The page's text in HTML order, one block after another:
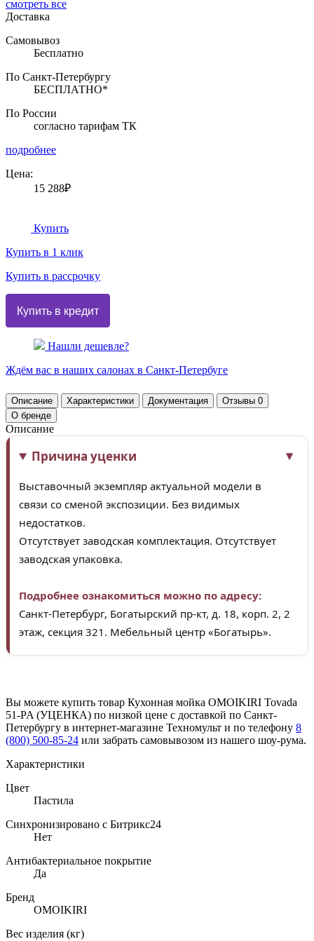
смотреть все
Доставка
Самовывоз
Бесплатно
По Санкт-Петербургу
БЕСПЛАТНО*
По России
согласно тарифам ТК
подробнее
Цена:
15 288₽
Купить
Купить в 1 клик
Купить в рассрочку
Нашли дешевле?
Ждём вас в наших салонах в Санкт-Петербуге
Описание Характеристики Документация Отзывы 0
О бренде
Описание
Причина уценки
Выставочный экземпляр актуальной модели в
связи со сменой экспозиции. Без видимых
недостатков.
Отсутствует заводская комплектация. Отсутствует
заводская упаковка.
Подробнее ознакомиться можно по адресу:
Санкт-Петербург, Богатырский пр-кт, д. 18, корп. 2, 2
этаж, секция 321. Мебельный центр «Богатырь».
Вы можете купить товар Кухонная мойка OMOIKIRI Tovada
51-PA (УЦЕНКА) по низкой цене с доставкой по Санкт-
Петербургу в интернет-магазине Техномульт и по телефону 8
(800) 500-85-24 или забрать самовывозом из нашего шоу-рума.
Характеристики
Цвет
Пастила
Синхронизировано с Битрикс24
Нет
Антибактериальное покрытие
Да
Бренд
OMOIKIRI
Вес изделия (кг)